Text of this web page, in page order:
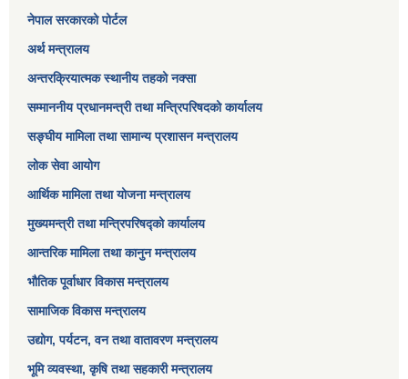
नेपाल सरकारको पोर्टल
अर्थ मन्त्रालय
अन्तरक्रियात्मक स्थानीय तहको नक्सा
सम्माननीय प्रधानमन्त्री तथा मन्त्रिपरिषद‌को कार्यालय
सङ्‍घीय मामिला तथा सामान्य प्रशासन मन्त्रालय
लोक सेवा आयोग
आर्थिक मामिला तथा योजना मन्त्रालय​
मुख्यमन्त्री तथा मन्त्रिपरिषद्को कार्यालय
आन्तरिक मामिला तथा कानुन मन्त्रालय
भौतिक पूर्वाधार विकास मन्त्रालय
सामाजिक विकास मन्त्रालय
उद्योग, पर्यटन, वन तथा वातावरण मन्त्रालय
भूमि व्यवस्था, कृषि तथा सहकारी मन्त्रालय